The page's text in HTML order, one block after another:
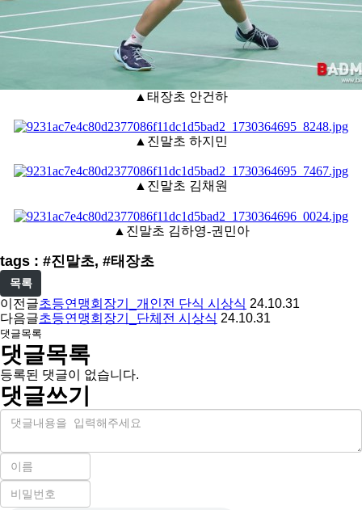
▲태장초 안건하
▲진말초 하지민
▲진말초 김채원
▲진말초 김하영-권민아
tags : #진말초, #태장초
목록
이전글초등연맹회장기_개인전 단식 시상식 24.10.31
다음글초등연맹회장기_단체전 시상식 24.10.31
댓글목록
댓글목록
등록된 댓글이 없습니다.
댓글쓰기
내
이
필
수
비
밀